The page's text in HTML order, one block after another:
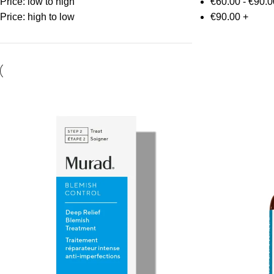
Price: high to low
€90.00+